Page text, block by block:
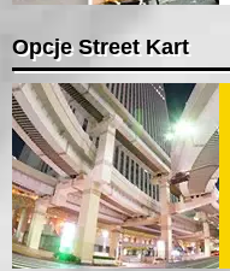
Opcje Street Kart